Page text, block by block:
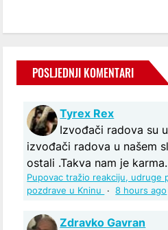
POSLJEDNJI KOMENTARI
Tyrex Rex
Izvođači radova su
izvođači radova u našem
ostali .Takva nam je
Pupovac tražio reakciju, udruge
pozdrave u Kninu
·8 hours ago
Zdravko Gavran